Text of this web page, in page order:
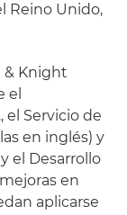
Reino Unido,
& Knight
el
el Servicio de
en inglés) y
el Desarrollo
en
aplicarse